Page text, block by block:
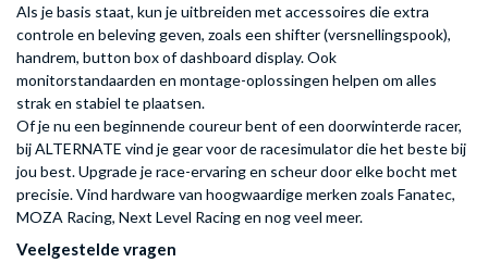
Als je basis staat, kun je uitbreiden met accessoires die extra
controle en beleving geven, zoals een shifter (versnellingspook),
handrem, button box of dashboard display. Ook
monitorstandaarden en montage-oplossingen helpen om alles
strak en stabiel te plaatsen.
Of je nu een beginnende coureur bent of een doorwinterde racer,
bij ALTERNATE vind je gear voor de racesimulator die het beste bij
jou best. Upgrade je race-ervaring en scheur door elke bocht met
precisie. Vind hardware van hoogwaardige merken zoals Fanatec,
MOZA Racing, Next Level Racing en nog veel meer.
Veelgestelde vragen